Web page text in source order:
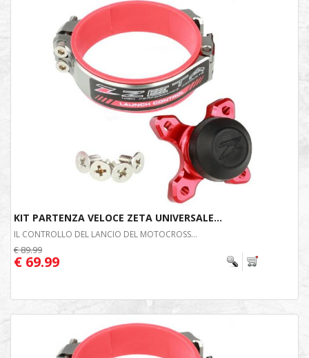
KIT PARTENZA VELOCE ZETA UNIVERSALE...
IL CONTROLLO DEL LANCIO DEL MOTOCROSS...
€ 89.99
€ 69.99